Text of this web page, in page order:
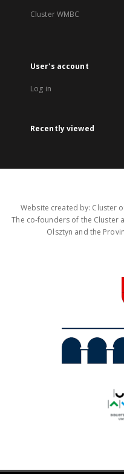
Cluster WMBC
User's account
Log in
Recently viewed
Website created by: Cluster
The co-founders of the Cluster
Olsztyn and the